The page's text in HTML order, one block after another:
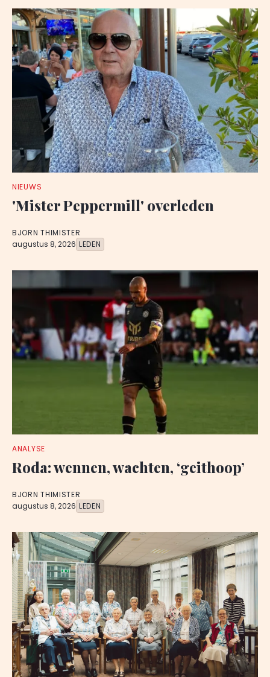
NIEUWS
'Mister Peppermill' overleden
BJORN THIMISTER
augustus 8, 2026 LEDEN
ANALYSE
Roda: wennen, wachten, ‘geithoop’
BJORN THIMISTER
augustus 8, 2026 LEDEN